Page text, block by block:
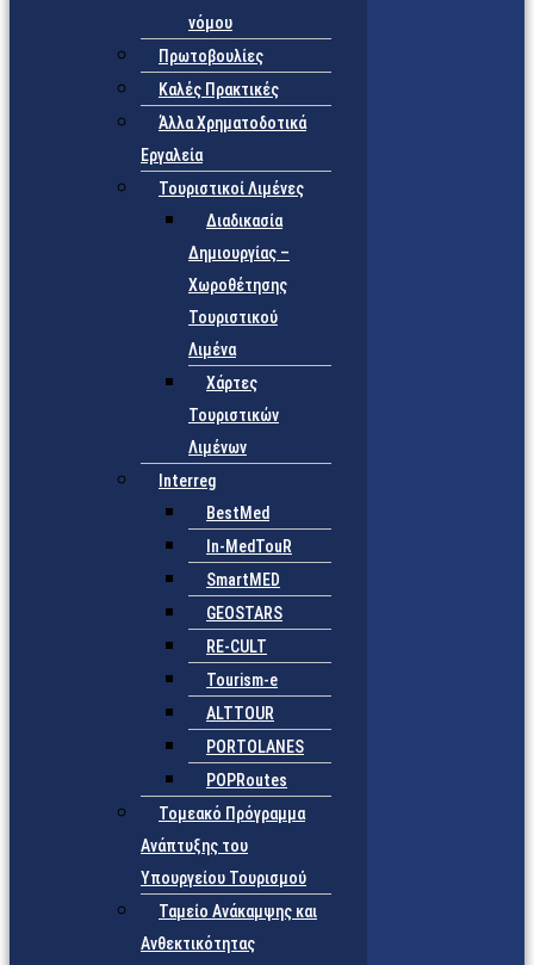
νόμου
Πρωτοβουλίες
Καλές Πρακτικές
Άλλα Χρηματοδοτικά
Εργαλεία
Τουριστικοί Λιμένες
Διαδικασία
Δημιουργίας –
Χωροθέτησης
Τουριστικού
Λιμένα
Χάρτες
Τουριστικών
Λιμένων
Interreg
BestMed
In-MedTouR
SmartMED
GEOSTARS
RE-CULT
Tourism-e
ALTTOUR
PORTOLANES
POPRoutes
Τομεακό Πρόγραμμα
Ανάπτυξης του
Υπουργείου Τουρισμού
Ταμείο Ανάκαμψης και
Ανθεκτικότητας